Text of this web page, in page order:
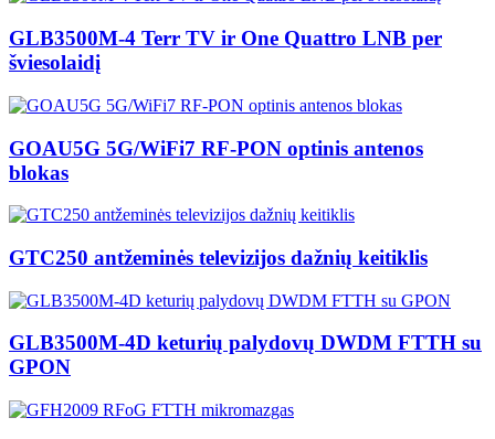
GLB3500M-4 Terr TV ir One Quattro LNB per
šviesolaidį
GOAU5G 5G/WiFi7 RF-PON optinis antenos
blokas
GTC250 antžeminės televizijos dažnių keitiklis
GLB3500M-4D keturių palydovų DWDM FTTH su
GPON